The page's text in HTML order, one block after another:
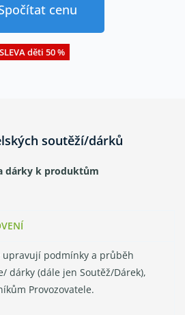
cenu
SLEVA děti 50 %
soutěží/dárků
dárky k produktům
upravují podmínky a průběh
dárky (dále jen Soutěž/Dárek),
Provozovatele.